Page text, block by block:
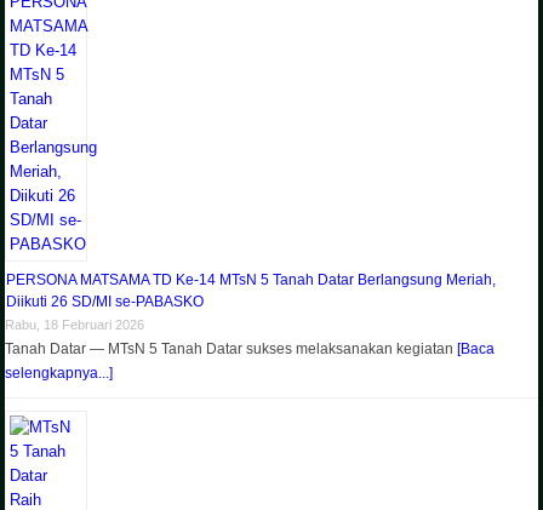
PERSONA MATSAMA TD Ke-14 MTsN 5 Tanah Datar Berlangsung Meriah,
Diikuti 26 SD/MI se-PABASKO
Rabu, 18 Februari 2026
Tanah Datar — MTsN 5 Tanah Datar sukses melaksanakan kegiatan[Baca
selengkapnya...]